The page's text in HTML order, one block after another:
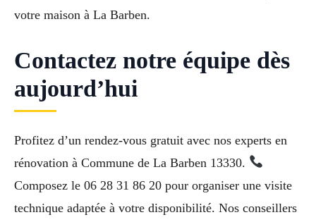
votre maison à La Barben.
Contactez notre équipe dès
aujourd’hui
Profitez d’un rendez-vous gratuit avec nos experts en
rénovation à Commune de La Barben 13330.
Composez le 06 28 31 86 20 pour organiser une visite
technique adaptée à votre disponibilité. Nos conseillers